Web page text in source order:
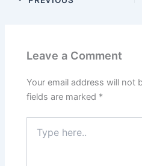
Leave a Comment
Your email address will not
fields are marked *
here..